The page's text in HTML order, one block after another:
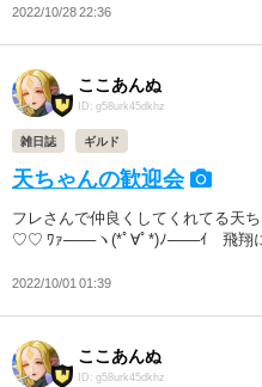
2022/10/28 22:36
ここあんぬ
ID: g58urk45dkhz
雑日誌 ギルド
天ちゃんの歓迎会
フレさんで仲良くしてくれてる天
♡♡ ﾜｧ───ヽ(*ﾟ∀ﾟ*)ﾉ───ｲ 飛翔
2022/10/01 01:39
ここあんぬ
ID: g58urk45dkhz